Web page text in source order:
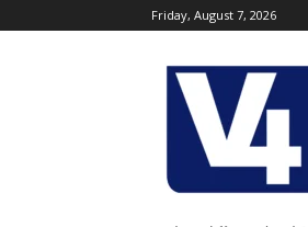
Friday, August 7, 2026